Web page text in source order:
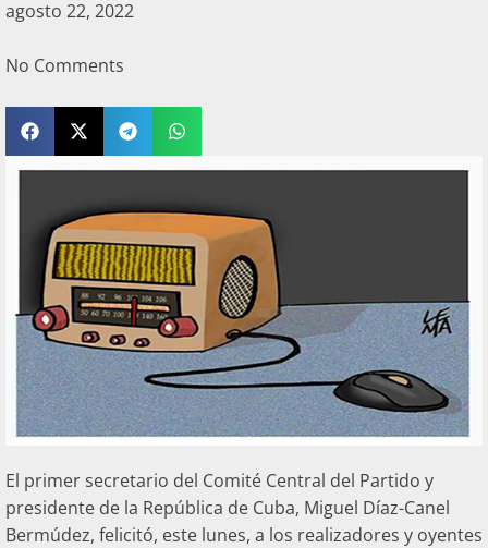
agosto 22, 2022
No Comments
El primer secretario del Comité Central del Partido y
presidente de la República de Cuba, Miguel Díaz-Canel
Bermúdez, felicitó, este lunes, a los realizadores y oyentes